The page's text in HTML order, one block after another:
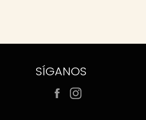
SÍGANOS
Facebook